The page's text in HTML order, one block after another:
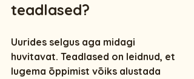
teadlased?
Uurides selgus aga midagi
huvitavat. Teadlased on leidnud, et
lugema õppimist võiks alustada